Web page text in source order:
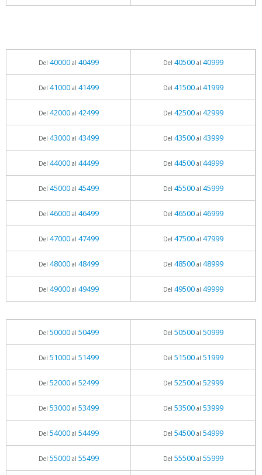
Del 40000al 40499 Del 40500al 40999
Del 41000al 41499 Del 41500al 41999
Del 42000al 42499 Del 42500al 42999
Del 43000al 43499 Del 43500al 43999
Del 44000al 44499 Del 44500al 44999
Del 45000al 45499 Del 45500al 45999
Del 46000al 46499 Del 46500al 46999
Del 47000al 47499 Del 47500al 47999
Del 48000al 48499 Del 48500al 48999
Del 49000al 49499 Del 49500al 49999
Del 50000al 50499 Del 50500al 50999
Del 51000al 51499 Del 51500al 51999
Del 52000al 52499 Del 52500al 52999
Del 53000al 53499 Del 53500al 53999
Del 54000al 54499 Del 54500al 54999
Del 55000al 55499 Del 55500al 55999